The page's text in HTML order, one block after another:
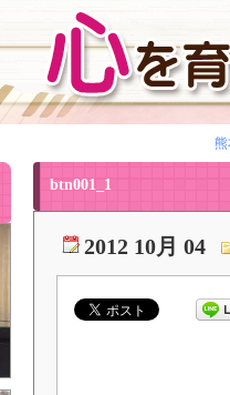
btn001_1
2012 10月 04